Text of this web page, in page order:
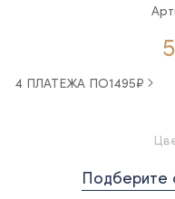
4 ПЛАТЕЖА ПО1495₽
Подберите